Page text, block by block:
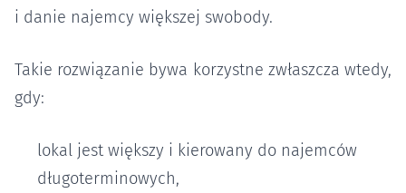
i danie najemcy większej swobody.
Takie rozwiązanie bywa korzystne zwłaszcza wtedy,
gdy:
lokal jest większy i kierowany do najemców
długoterminowych,